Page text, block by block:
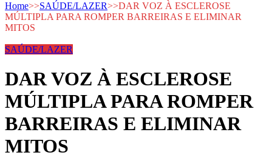
Home>>SAÚDE/LAZER>>DAR VOZ À ESCLEROSE
MÚLTIPLA PARA ROMPER BARREIRAS E ELIMINAR
MITOS
SAÚDE/LAZER
DAR VOZ À ESCLEROSE
MÚLTIPLA PARA ROMPER
BARREIRAS E ELIMINAR
MITOS